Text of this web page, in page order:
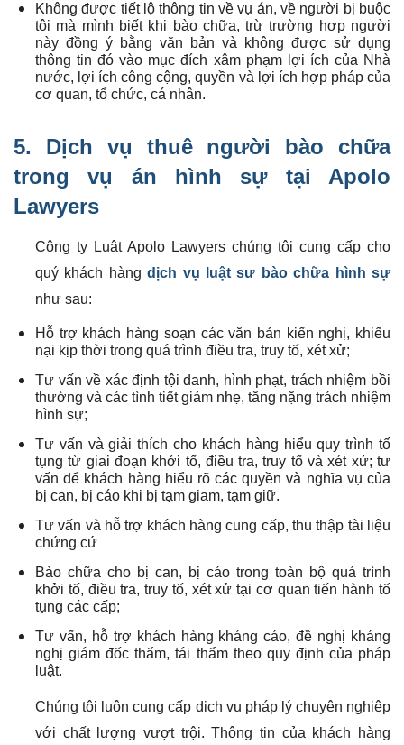
Không được tiết lộ thông tin về vụ án, về người bị buộc
tội mà mình biết khi bào chữa, trừ trường hợp người
này đồng ý bằng văn bản và không được sử dụng
thông tin đó vào mục đích xâm phạm lợi ích của Nhà
nước, lợi ích công cộng, quyền và lợi ích hợp pháp của
cơ quan, tổ chức, cá nhân.
5. Dịch vụ thuê người bào chữa
trong vụ án hình sự tại Apolo
Lawyers
Công ty Luật Apolo Lawyers chúng tôi cung cấp cho
quý khách hàngdịch vụ luật sư bào chữa hình sự
như sau:
Hỗ trợ khách hàng soạn các văn bản kiến nghị, khiếu
nại kịp thời trong quá trình điều tra, truy tố, xét xử;
Tư vấn về xác định tội danh, hình phạt, trách nhiệm bồi
thường và các tình tiết giảm nhẹ, tăng nặng trách nhiệm
hình sự;
Tư vấn và giải thích cho khách hàng hiểu quy trình tố
tụng từ giai đoạn khởi tố, điều tra, truy tố và xét xử; tư
vấn để khách hàng hiểu rõ các quyền và nghĩa vụ của
bị can, bị cáo khi bị tạm giam, tạm giữ.
Tư vấn và hỗ trợ khách hàng cung cấp, thu thập tài liệu
chứng cứ
Bào chữa cho bị can, bị cáo trong toàn bộ quá trình
khởi tố, điều tra, truy tố, xét xử tại cơ quan tiến hành tố
tụng các cấp;
Tư vấn, hỗ trợ khách hàng kháng cáo, đề nghị kháng
nghị giám đốc thẩm, tái thẩm theo quy định của pháp
luật.
Chúng tôi luôn cung cấp dịch vụ pháp lý chuyên nghiệp
với chất lượng vượt trội. Thông tin của khách hàng